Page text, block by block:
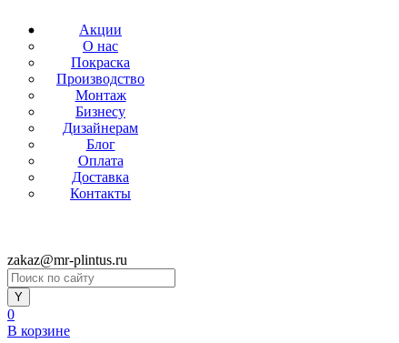
Акции
О нас
Покраска
Производство
Монтаж
Бизнесу
Дизайнерам
Блог
Оплата
Доставка
Контакты
zakaz@mr-plintus.ru
0
В корзине